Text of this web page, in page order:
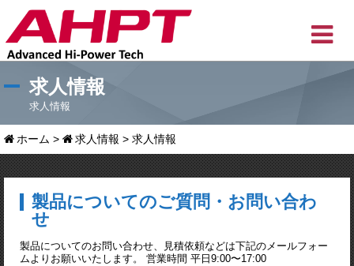
求人情報
求人情報
ホーム > 求人情報 > 求人情報
製品についてのご質問・お問い合わ
せ
製品についてのお問い合わせ、見積依頼などは下記のメールフォー
ムよりお願いいたします。 営業時間 平日9:00〜17:00